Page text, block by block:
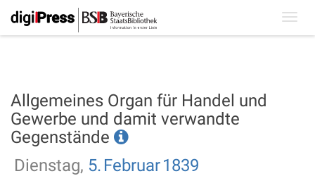
Allgemeines Organ für Handel und
Gewerbe und damit verwandte
Gegenstände
Dienstag, 5. Februar1839